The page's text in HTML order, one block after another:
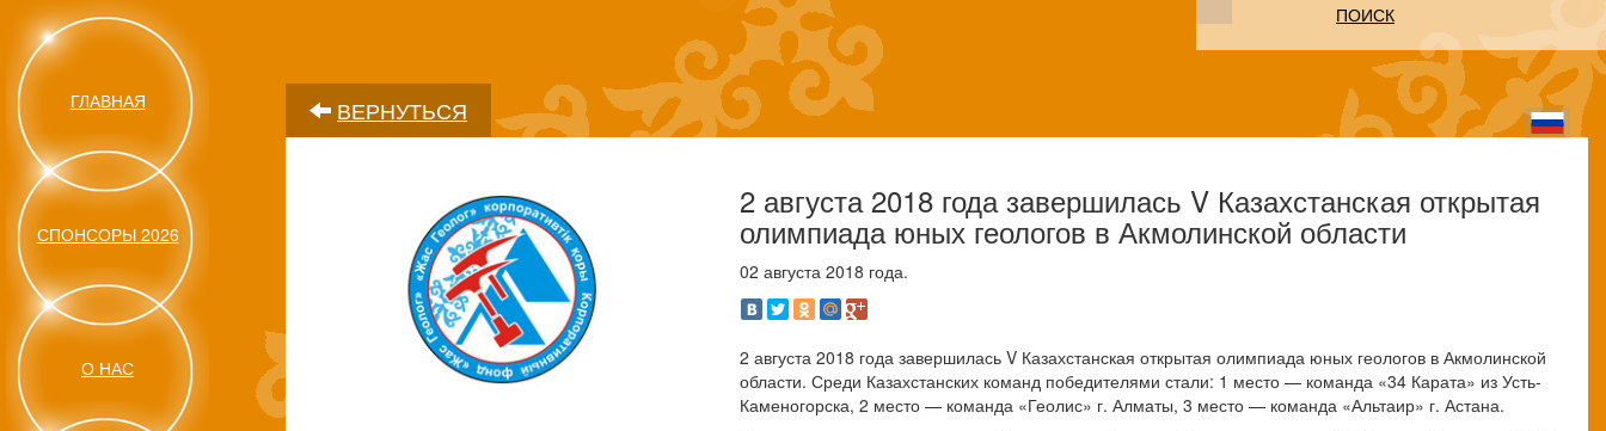
ГЛАВНАЯ
СПОНСОРЫ 2026
О НАС
ПОИСК
ВЕРНУТЬСЯ
2 августа 2018 года завершилась V Казахстанская открытая
олимпиада юных геологов в Акмолинской области
02 августа 2018 года.
2 августа 2018 года завершилась V Казахстанская открытая олимпиада юных геологов в Акмолинской
области. Среди Казахстанских команд победителями стали: 1 место — команда «34 Карата» из Усть-
Каменогорска, 2 место — команда «Геолис» г. Алматы, 3 место — команда «Альтаир» г. Астана.